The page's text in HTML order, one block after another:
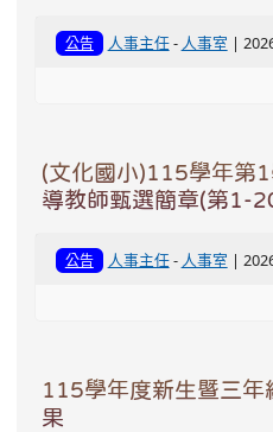
公告 人事主任- 人事室 |
(文化國小)115學年第
導教師甄選簡章(第1-
公告 人事主任- 人事室 |
115學年度新生暨三年
果